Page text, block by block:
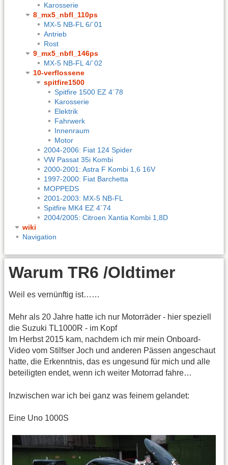
Karosserie
8_mx5_nbfl_110ps
MX-5 NB-FL 6/´01
Antrieb
Rost
9_mx5_nbfl_146ps
MX-5 NB-FL 4/´02
10-verflossene
spitfire1500
Spitfire 1500 EZ 4´78
Karosserie
Elektrik
Fahrwerk
Innenraum
Motor
2004-2006: Fiat 124 Spider
VW Passat 35i Kombi
2000-2001: Astra F Kombi 1,6 16V
1997-2000: Fiat Barchetta
MOPPEDS
2001-2003: MX-5 NB-FL
Spitfire MK4 EZ 4´74
2004/2005: Citroen Xantia Kombi 1,8D
wiki
Navigation
Warum TR6 /Oldtimer
Weil es vernünftig ist……
Mehr als 20 Jahre hatte ich nur Motorräder - hier speziell
die Suzuki TL1000R - im Kopf
Im Herbst 2015 kam, nachdem ich mir mein Onboard-
Video vom Stilfser Joch und anderen Pässen angeschaut
hatte, die Erkenntnis, das es ungesund für mich und alle
beteiligten endet, wenn ich weiter Motorrad fahre…
Inzwischen war ich bei ganz was feinem gelandet:
Eine Uno 1000S